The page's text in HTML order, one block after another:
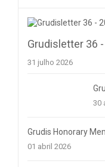
Grudisletter 36
31 julho 2026
30
Grudis Honorary
01 abril 2026